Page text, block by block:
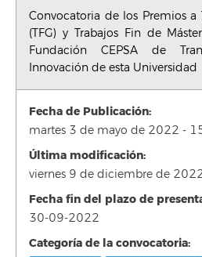
Convocatoria de los Premios a
(TFG) y Trabajos Fin de
Fundación CEPSA de
Innovación de esta Universidad
Fecha de Publicación:
martes 3 de mayo de 2022 -
Última modificación:
viernes 9 de diciembre de
Fecha fin del plazo de
30-09-2022
Categoría de la convocatoria: